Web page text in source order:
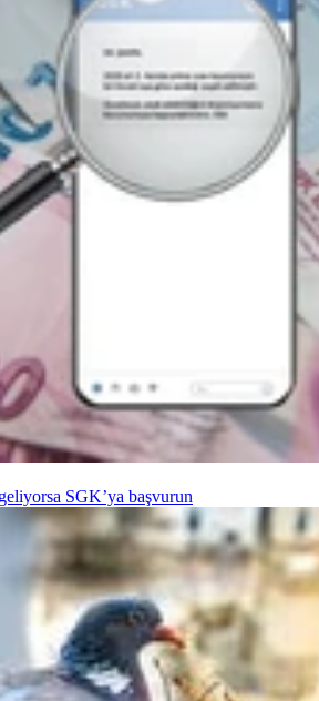
SGK’ya başvurun